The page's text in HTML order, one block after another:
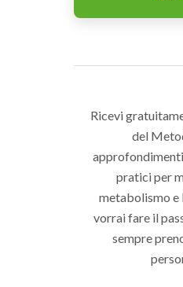
Ricevi
del
pratici per
metabolismo e
vorrai fare il
sempre